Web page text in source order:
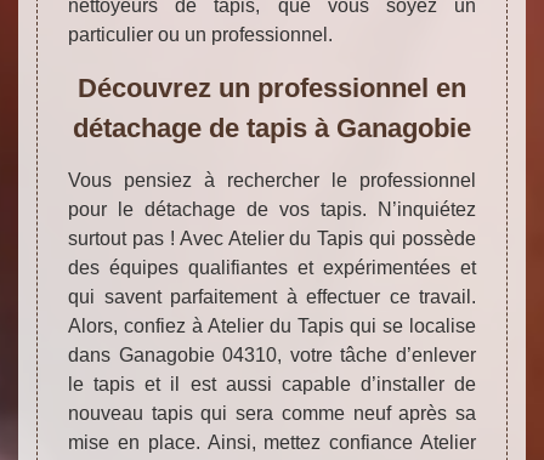
nettoyeurs de tapis, que vous soyez un
particulier ou un professionnel.
Découvrez un professionnel en
détachage de tapis à Ganagobie
Vous pensiez à rechercher le professionnel
pour le détachage de vos tapis. N’inquiétez
surtout pas ! Avec Atelier du Tapis qui possède
des équipes qualifiantes et expérimentées et
qui savent parfaitement à effectuer ce travail.
Alors, confiez à Atelier du Tapis qui se localise
dans Ganagobie 04310, votre tâche d’enlever
le tapis et il est aussi capable d’installer de
nouveau tapis qui sera comme neuf après sa
mise en place. Ainsi, mettez confiance Atelier